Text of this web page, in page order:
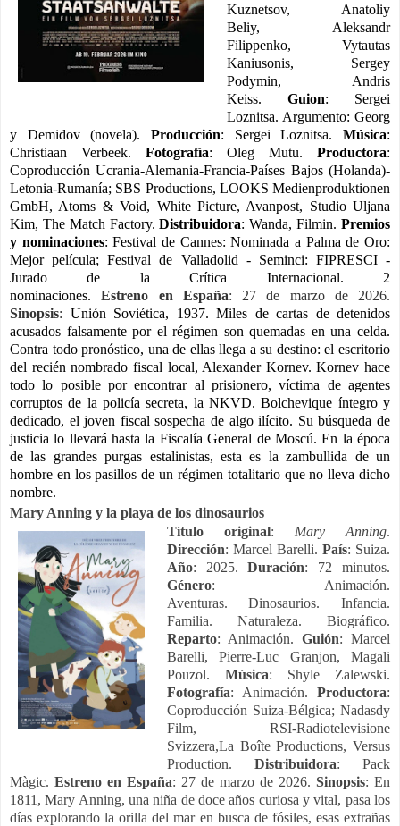
Kuznetsov, Anatoliy
Beliy, Aleksandr
Filippenko, Vytautas
Kaniusonis, Sergey
Podymin, Andris
Keiss. Guion: Sergei
Loznitsa. Argumento: Georg
y Demidov(novela).Producción: SergeiLoznitsa.Música:
Christiaan Verbeek. Fotografía: Oleg Mutu. Productora:
Coproducción Ucrania-Alemania-Francia-Países Bajos (Holanda)-
Letonia-Rumanía; SBS Productions, LOOKS Medienproduktionen
GmbH, Atoms & Void, White Picture, Avanpost, Studio Uljana
Kim, The Match Factory.Distribuidora: Wanda, Filmin.Premios
y nominaciones: Festival de Cannes: Nominada a Palma de Oro:
Mejor película; Festival de Valladolid - Seminci: FIPRESCI -
Jurado de la Crítica Internacional. 2
nominaciones.
Estreno en España: 27 de marzo de 2026.
Sinopsis: Unión Soviética, 1937. Miles de cartas de detenidos
acusados ​​falsamente por el régimen son quemadas en una celda.
Contra todo pronóstico, una de ellas llega a su destino: el escritorio
del recién nombrado fiscal local, Alexander Kornev. Kornev hace
todo lo posible por encontrar al prisionero, víctima de agentes
corruptos de la policía secreta, la NKVD. Bolchevique íntegro y
dedicado, el joven fiscal sospecha de algo ilícito. Su búsqueda de
justicia lo llevará hasta la Fiscalía General de Moscú. En la época
de las grandes purgas estalinistas, esta es la zambullida de un
hombre en los pasillos de un régimen totalitario que no lleva dicho
nombre.
Mary Anning y la playa de los dinosaurios
Título original: Mary Anning.
Dirección: Marcel Barelli. País: Suiza.
Año: 2025.Duración: 72 minutos.
Género: Animación.
Aventuras. Dinosaurios. Infancia.
Familia. Naturaleza. Biográfico.
Reparto: Animación. Guión: Marcel
Barelli, Pierre-Luc Granjon, Magali
Pouzol. Música: Shyle Zalewski.
Fotografía: Animación. Productora:
Coproducción Suiza-Bélgica; Nadasdy
Film, RSI-Radiotelevisione
Svizzera,La Boîte Productions, Versus
Production. Distribuidora: Pack
Màgic. Estreno en España: 27 de marzo de 2026. Sinopsis: En
1811, Mary Anning, una niña de doce años curiosa y vital, pasa los
días explorando la orilla del mar en busca de fósiles, esas extrañas